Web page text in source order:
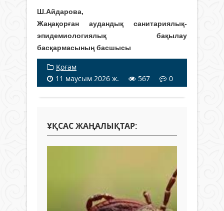
Ш.Айдарова,
Жаңақорған аудандық санитариялық-
эпидемиологиялық бақылау
басқармасының басшысы
Қоғам
11 маусым 2026 ж.
567 0
ҰҚСАС ЖАҢАЛЫҚТАР: